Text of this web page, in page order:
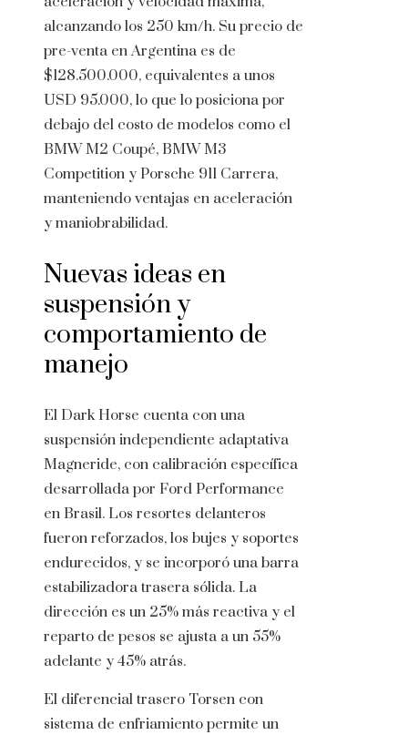
alcanzando los 250 km/h. Su precio de
pre-venta en Argentina es de
$128.500.000, equivalentes a unos
USD 95.000, lo que lo posiciona por
debajo del costo de modelos como el
BMW M2 Coupé, BMW M3
Competition y Porsche 911 Carrera,
manteniendo ventajas en aceleración
y maniobrabilidad.
Nuevas ideas en
suspensión y
comportamiento de
manejo
El Dark Horse cuenta con una
suspensión independiente adaptativa
Magneride, con calibración específica
desarrollada por Ford Performance
en Brasil. Los resortes delanteros
fueron reforzados, los bujes y soportes
endurecidos, y se incorporó una barra
estabilizadora trasera sólida. La
dirección es un 25% más reactiva y el
reparto de pesos se ajusta a un 55%
adelante y 45% atrás.
El diferencial trasero Torsen con
sistema de enfriamiento permite un